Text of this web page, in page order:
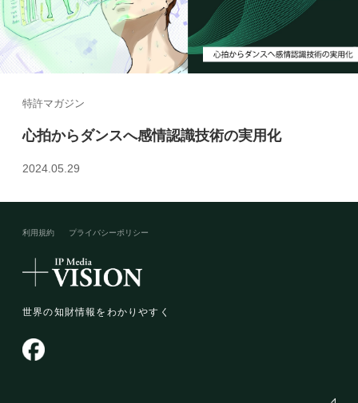
特許マガジン
心拍からダンスへ感情認識技術の実用化
2024.05.29
利用規約 プライバシーポリシー​
世界の知財情報をわかりやすく